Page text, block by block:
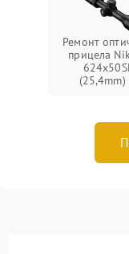
Ремонт
прицела
(25,4mm)